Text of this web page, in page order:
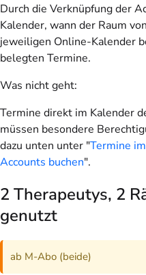
Durch die Verknüpfung der
Kalender, wann der Raum
jeweiligen Online-Kalender
belegten Termine.
Was nicht geht:
Termine direkt im Kalender
müssen besondere
dazu unten unter "Termine
Accounts buchen".
2 Therapeutys, 2
genutzt
ab M-Abo (beide)